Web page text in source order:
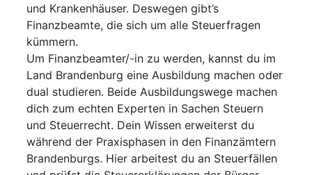
und Krankenhäuser. Deswegen gibt’s
Finanzbeamte, die sich um alle Steuerfragen
kümmern.
Um Finanzbeamter/-in zu werden, kannst du im
Land Brandenburg eine Ausbildung machen oder
dual studieren. Beide Ausbildungswege machen
dich zum echten Experten in Sachen Steuern
und Steuerrecht. Dein Wissen erweiterst du
während der Praxisphasen in den Finanzämtern
Brandenburgs. Hier arbeitest du an Steuerfällen